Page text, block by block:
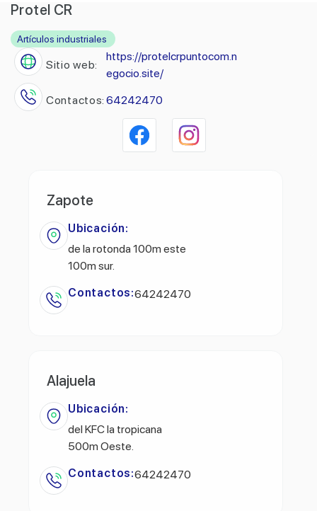
Protel CR
Artículos industriales
Sitio web:
https://protelcrpuntocom.n
egocio.site/
Contactos: 64242470
Zapote
Ubicación:
de la rotonda 100m este
100m sur.
Contactos:64242470
Alajuela
Ubicación:
del KFC la tropicana
500m Oeste.
Contactos:64242470